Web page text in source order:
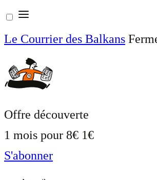
Aller
au
contenu
Le Courrier des Balkans
Offre découverte
1 mois pour 8€ 1€
S'abonner